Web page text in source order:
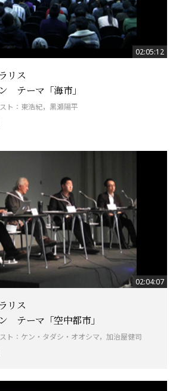
02:05:12
リス
テーマ「海市」
ト：東浩紀，黒瀬陽平
02:04:07
リス
テーマ「空中都市」
ト：ケン・タダシ・オオシマ，加治屋健司